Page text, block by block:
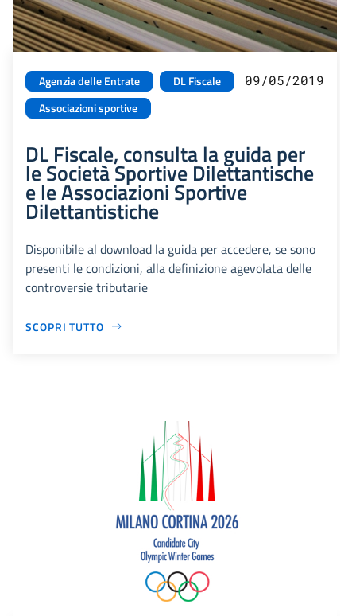
Agenzia delle Entrate
DL Fiscale
Associazioni sportive
09/05/2019
DL Fiscale, consulta la guida per
le Società Sportive Dilettantische
e le Associazioni Sportive
Dilettantistiche
Disponibile al download la guida per accedere, se sono
presenti le condizioni, alla definizione agevolata delle
controversie tributarie
SCOPRI TUTTO